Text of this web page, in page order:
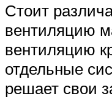
Стоит
вентиляцию
вентиляцию
отдельные
решает свои